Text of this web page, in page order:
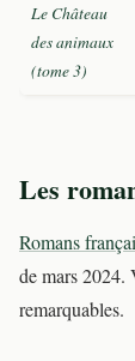
Le Château
des animaux
(tome 3)
Les
Romans
de mars 2024.
remarquables.